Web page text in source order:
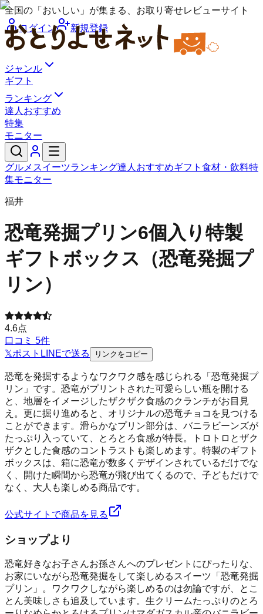
全国の「おいしい」が集まる、お取り寄せレビューサイト
ログイン
新規登録
ジャンル
ギフト
ランキング
達人おすすめ
特集
モニター
グルメ スイーツランキング達人おすすめギフト 食材・飲料特
集モニター
福井
恐竜発掘プリン6個入り特製
ギフトボックス（恐竜発掘プ
リン）
4.6点
口コミ 5件
𝕏ポスト LINEで送る リンクをコピー
恐竜を発掘するようなワクワク感を感じられる「恐竜発掘プ
リン」です。恐竜がプリントされた可愛らしい瓶を開ける
と、地層をイメージしたザクザク食感のクランチがお目見
え。更に掘り進めると、オリジナルの恐竜チョコを見つける
ことができます。滑らかなプリン部分は、バニラビーンズが
たっぷり入っていて、とろとろ食感が特長。トロトロとザク
ザクとした食感のコントラストも楽しめます。特製のギフト
ボックスは、箱に恐竜が数多くデザインされているだけでな
く、開けた瞬間から恐竜が飛び出てくるので、子どもだけで
なく、大人も楽しめる商品です。
公式サイトで商品を見る
ショップより
恐竜好きなお子さんお孫さんへのプレゼントにぴったりな、
お家にいながら恐竜発掘をして楽しめるスイーツ「恐竜発掘
プリン」。ワクワクしながら楽しめるのは勿論ですが、とこ
とん美味しさも追及しています。生クリームたっぷりのとろ